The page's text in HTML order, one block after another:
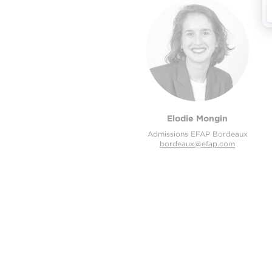
Elodie Mongin
Admissions EFAP Bordeaux
bordeaux@efap.com